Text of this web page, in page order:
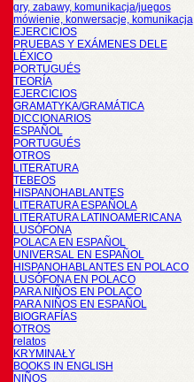
gry, zabawy, komunikacja/juegos
mówienie, konwersacje, komunikacja
EJERCICIOS
PRUEBAS Y EXÁMENES DELE
LÉXICO
PORTUGUÉS
TEORÍA
EJERCICIOS
GRAMATYKA/GRAMÁTICA
DICCIONARIOS
ESPAÑOL
PORTUGUÉS
OTROS
LITERATURA
TEBEOS
HISPANOHABLANTES
LITERATURA ESPAÑOLA
LITERATURA LATINOAMERICANA
LUSÓFONA
POLACA EN ESPAÑOL
UNIVERSAL EN ESPAÑOL
HISPANOHABLANTES EN POLACO
LUSÓFONA EN POLACO
PARA NIÑOS EN POLACO
PARA NIÑOS EN ESPAÑOL
BIOGRAFÍAS
OTROS
relatos
KRYMINAŁY
BOOKS IN ENGLISH
NIÑOS